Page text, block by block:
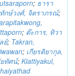
; ธารา
กษ์วงศ์, จิตราภรณ์;
; ต๊ะการ, ทิวา
ย์; Takran,
; เกียรติยากุล,
ทัศน์; Kiattiyakul,